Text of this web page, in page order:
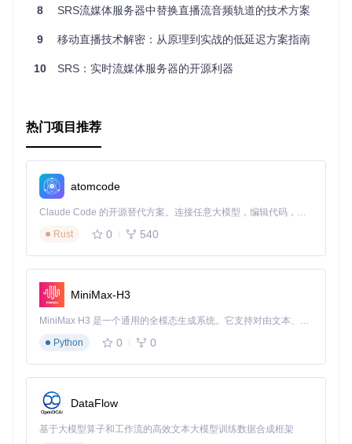
SRS-SEA，这个曾经作为SRS生态系统一部分的Android音视频编码示例，
## 技术基石
## 明确特点
- **易于理解**
- **历史价值**
- **社区资源**：尽管项目不再维护，但SRS项目整体仍有广泛的社区支持
在开始新的旅程前，不妨先回顾一下过去的足迹。SRS-SEA，正是这样一
以上就是对SRS-SEA项目的详细介绍和推荐，希望对你有所帮
助。
8 SRS流媒体服务器中替换直播流音频轨道的技术方案
9 移动直播技术解密：从原理到实战的低延迟方案指南
10 SRS：实时流媒体服务器的开源利器
热门项目推荐
atomcode
Claude Code 的开源替代方案。连接任意大模型，编辑代码，运行命令，自动验证 — 全自动执行。用 Rust 构建，极致性能。 ｜ An open-source alternative to Claude Code. Connect any LLM, edit code, run commands, and verify changes — autonomously. Built in Rust for speed. Get Started
Rust
0 540
MiniMax-H3
MiniMax H3 是一个通用的全模态生成系统。它支持对由文本、图像、视频和音频组成的多模态上下文进行统一理解，并能生成分辨率高达 2K、时长可达 15 秒的带原生立体声音频的视频。得益于面向任务泛化的系统设计，H3 在预训练阶段就已具备广泛的多模态上下文理解与生成能力，能够出色地执行复杂的多模态指令。
Python
0 0
DataFlow
基于大模型算子和工作流的高效文本大模型训练数据合成框架